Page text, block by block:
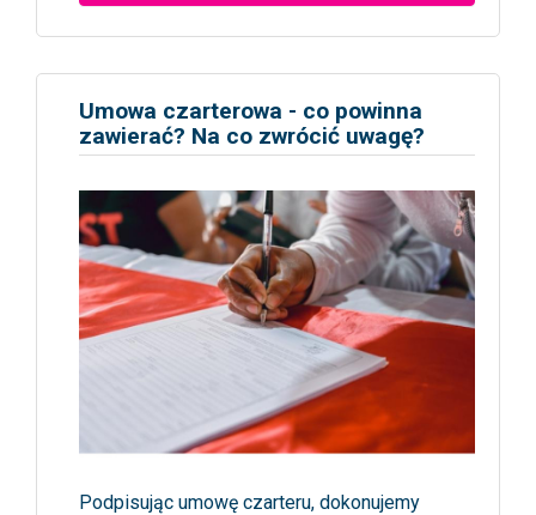
Umowa czarterowa - co powinna
zawierać? Na co zwrócić uwagę?
Podpisując umowę czarteru, dokonujemy